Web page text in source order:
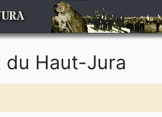
du Haut-Jura